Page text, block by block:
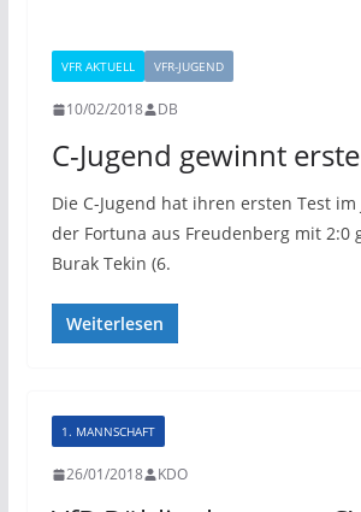
VFR AKTUELL VFR-JUGEND
10/02/2018 DB
C-Jugend gewinnt
Die C-Jugend hat ihren ersten Test im
der Fortuna aus Freudenberg mit 2:0
Burak Tekin (6.
Weiterlesen
1. MANNSCHAFT
26/01/2018 KDO